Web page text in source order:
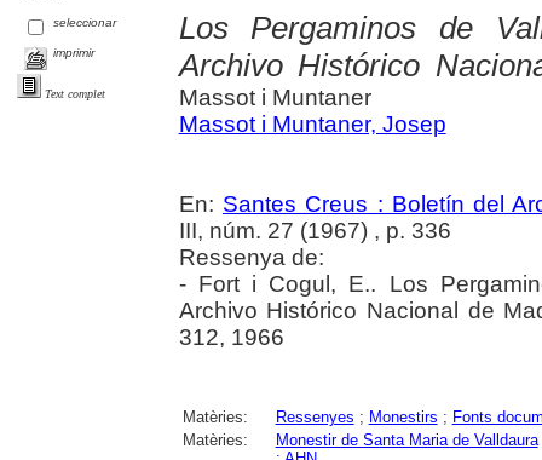
seleccionar
imprimir
Text complet
Los Pergaminos de
Archivo Histórico
Massot i Muntaner
Massot i Muntaner, Josep
En: Santes Creus : Boletín del
III, núm. 27 (1967) , p. 336
Ressenya de:
- Fort i Cogul, E.. Los
Archivo Histórico Nacional de
312, 1966
Matèries: Ressenyes ; Monestirs ; Fonts
Matèries:
Monestir de Santa Maria de Valldaura